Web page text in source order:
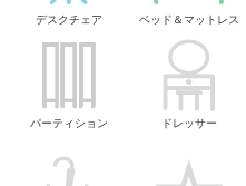
デスクチェア ベッド＆マットレス
パーティション ドレッサー